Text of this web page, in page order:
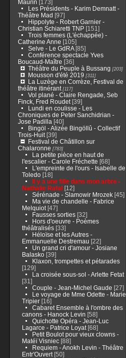
Maurin [173]
Les Présidents - Karim Demnatt -
Théâtre Mad [97]
Hippolyte - Robert Garnier -
Christian Schiaretti TNP[151]
Trois femmes (L'échappée) -
Catherine Anne [105]
Selve - Le GdRA[85]
Conférence spectacle Yves
Boucaud-Maître [36]
Théâtre du Peuple à Bussang [203]
Mousson d'été 2019 [311]
La Luzège en Corrèze, Festival de
théâtre itinérant[117]
Vol plané - Claire Rengade, Seb
Finck, Fred Roudet[39]
Lundi en coulisse - Les
Chroniques de Peter Sanchidrian -
Jose Padilla [40]
Bingöl - Alizée Bingöllû - Collectif
Trois-Huit[39]
Festival de Châtillon sur
Chalaronne [783]
La petite pièce en haut de
l'escalier - Carole Fréchette [68]
L'empreinte de l'ours - Isabelle de
Toledo[18]
Il y a une fille dans mon arbre -
Nathalie Rafal[12]
Sérénade - Slamowir Mrozek[45]
Ma vie de chandelle - Fabrice
Melquiot[47]
Fausses sorties[32]
Hors d'oeuvre - Poèmes
théâtralisés[33]
Héloïse et les Autres -
Emmanuelle Destremau [22]
Un grand cri d'amour - Josiane
Balasko[39]
Klaxon, trompettes et pétarades
[129]
La croisée sous-sol - Arlette Fetat
[31]
Couple - Jean-Michel Gaude [27]
Le voyage de Mme Odette - Marie
Tripier[16]
Cabaret Ensemble à l'ombre des
canons - Hanock Levin [58]
Quichotte Opéra - Jean-Luc
Lagarce - Patrice Loyat[68]
Petit Boulot pour vieux clowns -
Matéï Visniec[88]
Requiem - Anokh Levin - Théâtre
Entr'Ouvert[50]